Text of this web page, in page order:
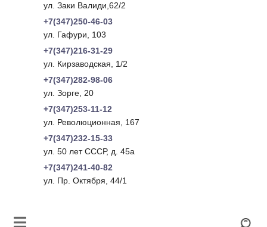
ул. Заки Валиди,62/2
+7(347)250-46-03
ул. Гафури, 103
+7(347)216-31-29
ул. Кирзаводская, 1/2
+7(347)282-98-06
ул. Зорге, 20
+7(347)253-11-12
ул. Революционная, 167
+7(347)232-15-33
ул. 50 лет СССР, д. 45а
+7(347)241-40-82
ул. Пр. Октября, 44/1